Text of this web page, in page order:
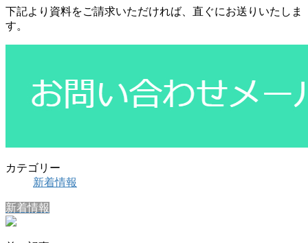
下記より資料をご請求いただければ、直ぐにお送りいたしま
す。
カテゴリー
新着情報
新着情報